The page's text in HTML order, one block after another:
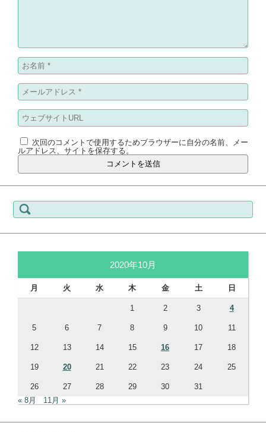
次回のコメントで使用するためブラウザーに自分の名前、メー
ルアドレス、サイトを保存する。
索:
2020年10月
月 火 水 木 金 土 日
1 2 3 4
5 6 7 8 9 10 11
12 13 14 15 16 17 18
19 20 21 22 23 24 25
26 27 28 29 30
31
« 8月
11月 »